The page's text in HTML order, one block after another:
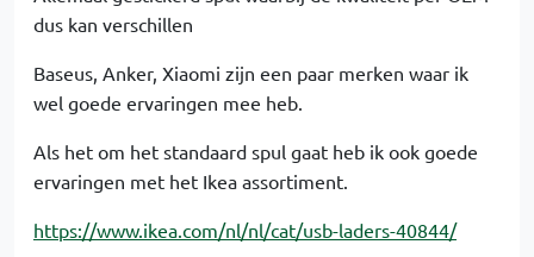
dus kan verschillen
Baseus, Anker, Xiaomi zijn een paar merken waar ik
wel goede ervaringen mee heb.
Als het om het standaard spul gaat heb ik ook goede
ervaringen met het Ikea assortiment.
https://www.ikea.com/nl/nl/cat/usb-laders-40844/